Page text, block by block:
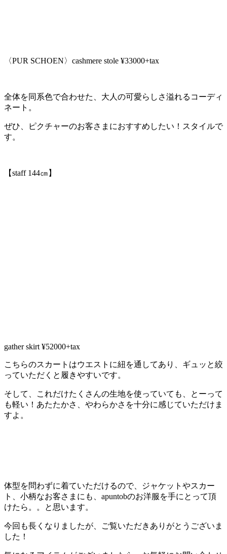
〈PUR SCHOEN〉cashmere stole ¥33000+tax
全体を同系色で合わせた、大人の可愛らしさ溢れるコーディ
ネート。
ぜひ、ピクチャーのお客さまにおすすめしたい！スタイルで
す。
【staff 144㎝】
gather skirt ¥52000+tax
こちらのスカートはウエストに紐を通してあり、ギュッと絞
っていただくと履きやすいです。
そして、これだけたくさんの生地を使っていても、とーって
も軽い！あたたかさ、やわらかさを十分に感じていただけま
すよ。
体型を問わずに着ていただけるので、ジャケットやスカー
ト、小柄なお客さまにも、apuntobのお洋服を手にとって頂
けたら。。と思います。
今回も長くなりましたが、ご覧いただきありがとうございま
した！